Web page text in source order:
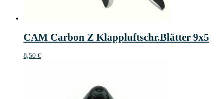
CAM Carbon Z Klappluftschr.Blätter 9x5
8,50 €